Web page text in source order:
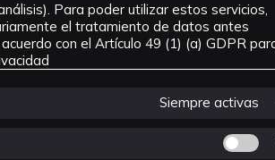
Para poder utilizar estos servicios,
el tratamiento de datos antes
con el Artículo 49 (1) (a) GDPR
Siempre activas